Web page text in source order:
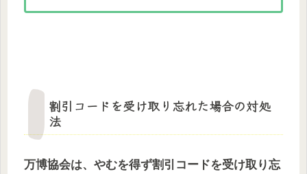
割引コードを受け取り忘れた場合の対処
法
万博協会は、やむを得ず割引コードを受け取り忘